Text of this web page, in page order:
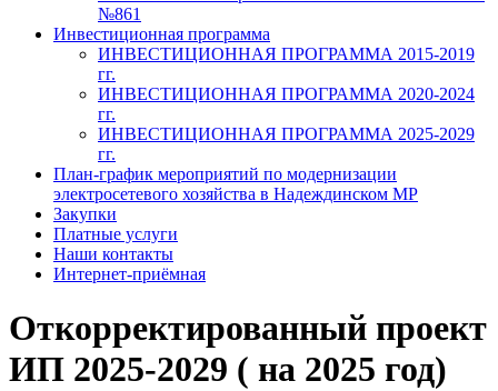
№861
Инвестиционная программа
ИНВЕСТИЦИОННАЯ ПРОГРАММА 2015-2019
гг.
ИНВЕСТИЦИОННАЯ ПРОГРАММА 2020-2024
гг.
ИНВЕСТИЦИОННАЯ ПРОГРАММА 2025-2029
гг.
План-график мероприятий по модернизации
электросетевого хозяйства в Надеждинском МР
Закупки
Платные услуги
Наши контакты
Интернет-приёмная
Откорректированный проект
ИП 2025-2029 ( на 2025 год)